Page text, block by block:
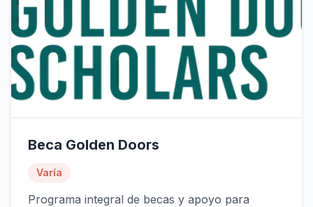
Beca Golden Doors
Varía
Programa integral de becas y apoyo para